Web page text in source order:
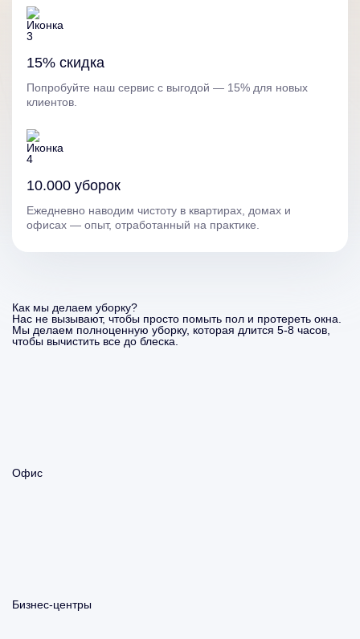
15% скидка
Попробуйте наш сервис с выгодой — 15% для новых
клиентов.
10.000 уборок
Ежедневно наводим чистоту в квартирах, домах и
офисах — опыт, отработанный на практике.
Как мы делаем уборку?
Нас не вызывают, чтобы просто помыть пол и протереть окна.
Мы делаем полноценную уборку, которая длится 5-8 часов,
чтобы вычистить все до блеска.
Офис
Бизнес-центры